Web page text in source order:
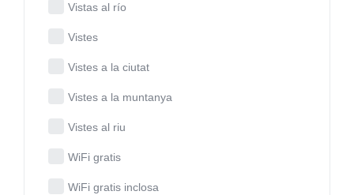
Vistas al río
Vistes
Vistes a la ciutat
Vistes a la muntanya
Vistes al riu
WiFi gratis
WiFi gratis inclosa